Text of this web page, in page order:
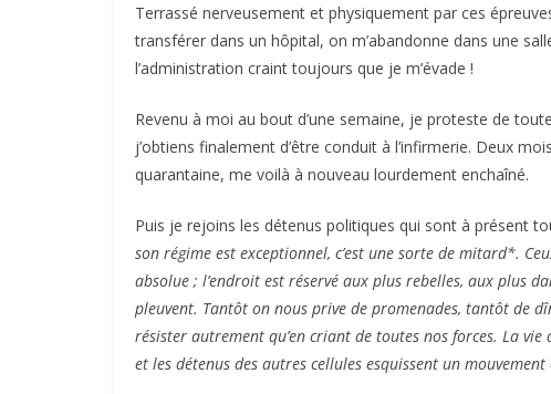
Terrassé nerveusement et physiquement par ces
transférer dans un hôpital, on m’abandonne dans une
l’administration craint toujours que je m’évade !
Revenu à moi au bout d’une semaine, je proteste de
j’obtiens finalement d’être conduit à l’infirmerie. Deux
quarantaine, me voilà à nouveau lourdement enchaîné.
Puis je rejoins les détenus politiques qui sont à présent
son régime est exceptionnel, c’est une sorte de mitard*.
absolue ; l’endroit est réservé aux plus rebelles, aux plus
pleuvent. Tantôt on nous prive de promenades, tantôt de
résister autrement qu’en criant de toutes nos forces. La
et les détenus des autres cellules esquissent un